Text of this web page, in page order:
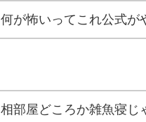
何が怖いってこれ公式が
相部屋どころか雑魚寝じ